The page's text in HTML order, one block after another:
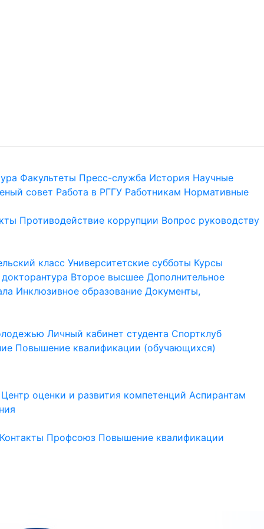
Факультеты Пресс-служба История Научные
совет Работа в РГГУ Работникам Нормативные
Противодействие коррупции Вопрос руководству
класс Университетские субботы Курсы
Второе высшее Дополнительное
Инклюзивное образование Документы,
Личный кабинет студента Спортклуб
Повышение квалификации (обучающихся)
Центр оценки и развития компетенций Аспирантам
Контакты Профсоюз Повышение квалификации